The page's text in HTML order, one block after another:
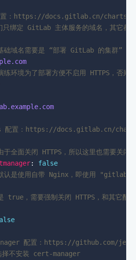
：https://docs.gitlab.cn/charts/
只绑定 GitLab 主体服务的域名，其它都
础域名需要是 “部署 GitLab 的集群” 内
练环境为了部署方便不启用 HTTPS，否则
置：https://docs.gitlab.cn/charts/
于全面关闭 HTTPS，所以这里也需要关
: false
认是使用自带 Nginx，即使用 "gitlab-
true，需要强制关闭 HTTPS，和其它配
配置：https://github.com/
择不安装 cert-manager